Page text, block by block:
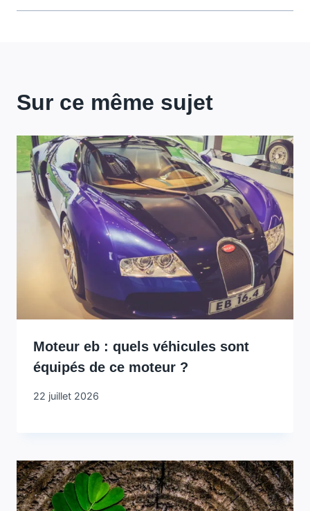
Sur ce même sujet
Moteur eb : quels véhicules sont
équipés de ce moteur ?
22 juillet 2026